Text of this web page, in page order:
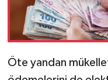
Öte yandan